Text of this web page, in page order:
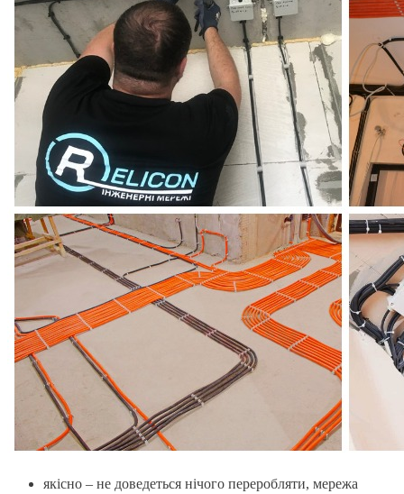
якісно – не доведеться нічого переробляти, мережа